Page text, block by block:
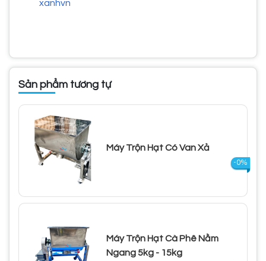
xanhvn
Sản phẩm tương tự
Máy Trộn Hạt Có Van Xả
-0%
Máy Trộn Hạt Cà Phê Nằm
Ngang 5kg - 15kg